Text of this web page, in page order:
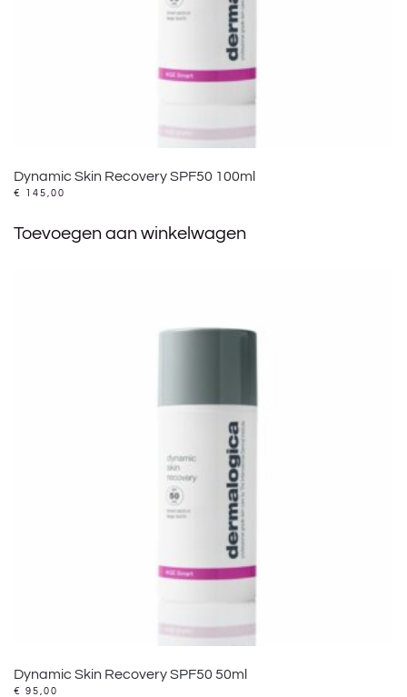
Dynamic Skin Recovery SPF50 100ml
€ 145,00
Toevoegen aan winkelwagen
Dynamic Skin Recovery SPF50 50ml
€ 95,00